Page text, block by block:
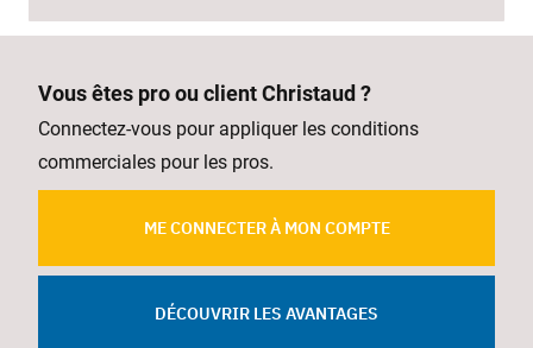
Vous êtes pro ou client Christaud ?
Connectez-vous pour appliquer les conditions
commerciales pour les pros.
ME CONNECTER À MON COMPTE
DÉCOUVRIR LES AVANTAGES